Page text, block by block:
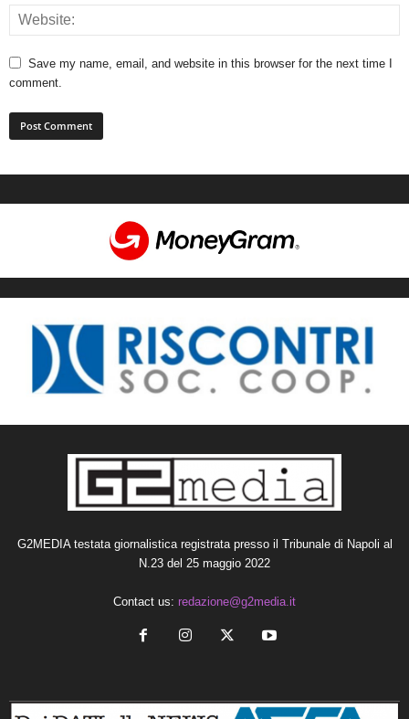
Save my name, email, and website in this browser for the next time I
comment.
G2MEDIA testata giornalistica registrata presso il Tribunale di Napoli al
N.23 del 25 maggio 2022
Contact us: redazione@g2media.it